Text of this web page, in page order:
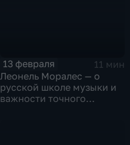
13 февраля
11 мин
Леонель Моралес — о
русской школе музыки и
важности точного